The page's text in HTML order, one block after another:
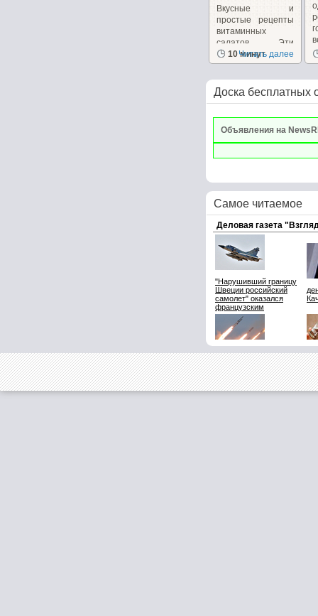
Вкусные и
простые рецепты
витаминных
салатов. Эти
салаты очень
вкусные сами...
10 минут
Читать далее
Доска бесплатных
Объявления на
Самое читаемое